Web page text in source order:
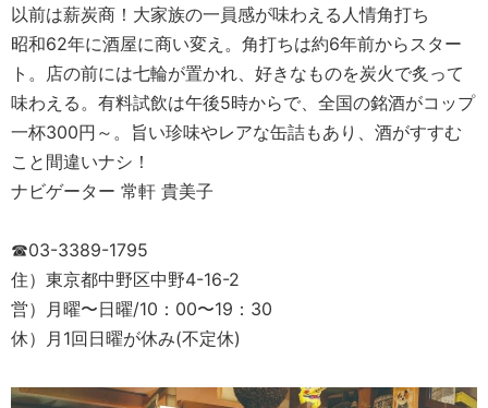
以前は薪炭商！大家族の一員感が味わえる人情角打ち
昭和62年に酒屋に商い変え。角打ちは約6年前からスター
ト。店の前には七輪が置かれ、好きなものを炭火で炙って
味わえる。有料試飲は午後5時からで、全国の銘酒がコップ
一杯300円～。旨い珍味やレアな缶詰もあり、酒がすすむ
こと間違いナシ！
ナビゲーター 常軒 貴美子
☎03-3389-1795
住）東京都中野区中野4-16-2
営）月曜〜日曜/10：00〜19：30
休）月1回日曜が休み(不定休)